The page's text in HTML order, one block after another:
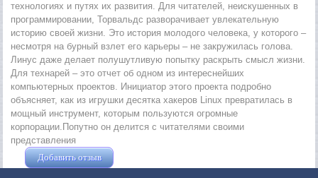
технологиях и путях их развития. Для читателей, неискушенных в
программировании, Торвальдс разворачивает увлекательную
историю своей жизни. Это история молодого человека, у которого –
несмотря на бурный взлет его карьеры – не закружилась голова.
Линус даже делает полушутливую попытку раскрыть смысл жизни.
Для технарей – это отчет об одном из интереснейших
компьютерных проектов. Инициатор этого проекта подробно
объясняет, как из игрушки десятка хакеров Linux превратилась в
мощный инструмент, которым пользуются огромные
корпорации.Попутно он делится с читателями своими
представления
Добавить отзыв